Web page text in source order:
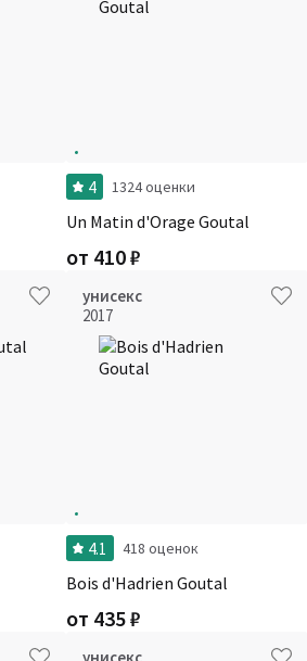
4 1324 оценки
Un Matin d'Orage Goutal
от 410₽
унисекс
2017
4.1 418 оценок
Bois d'Hadrien Goutal
от 435₽